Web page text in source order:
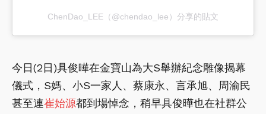
ChenDao_LEE（@chendao_lee）分享的貼文
今日(2日)具俊曄在金寶山為大S舉辦紀念雕像揭幕
儀式，S媽、小S一家人、蔡康永、言承旭、周渝民
甚至連崔始源都到場悼念，稍早具俊曄也在社群公